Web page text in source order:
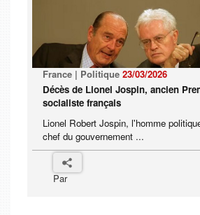
France | Politique 23/03/2026
Décès de Lionel Jospin, ancien
socialiste français
Lionel Robert Jospin, l'homme
chef du gouvernement ...
Par